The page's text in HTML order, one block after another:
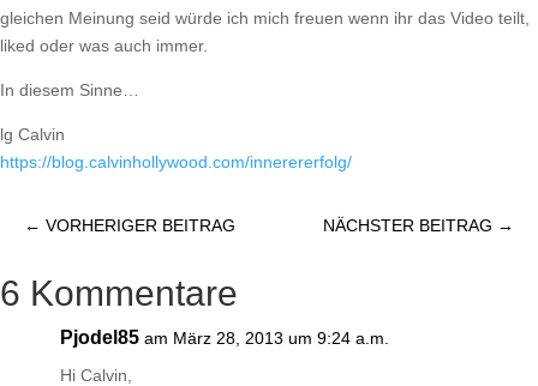
gleichen Meinung seid würde ich mich freuen wenn ihr das Video teilt,
liked oder was auch immer.
In diesem Sinne…
lg Calvin
https://blog.calvinhollywood.com/innerererfolg/
← VORHERIGER BEITRAG NÄCHSTER BEITRAG →
6 Kommentare
Pjodel85 am März 28, 2013 um 9:24 a.m.
Hi Calvin,